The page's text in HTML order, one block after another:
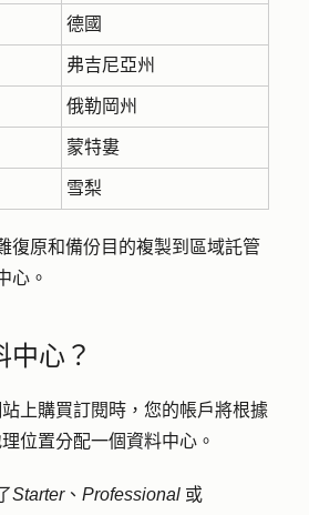
德國
弗吉尼亞州
俄勒岡州
蒙特婁
雪梨
復原和備份目的複製到區域託管
心。
中心？
上購買訂閱時，您的帳戶將根據
位置分配一個資料中心。
Starter、 Professional 或